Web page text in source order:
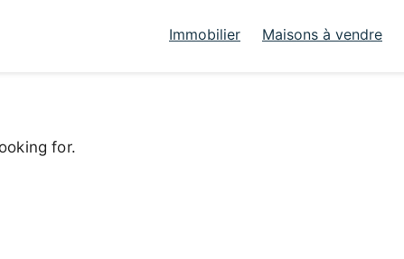
Immobilier Maisons à vendre
for.